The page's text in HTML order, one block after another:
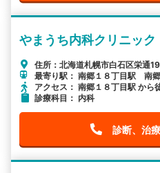
やまうち内科クリニック
住所：北海道札幌市白石区栄通
最寄り駅： 南郷１８丁目駅 南
アクセス： 南郷１８丁目駅 から
診療科目： 内科
診断、治